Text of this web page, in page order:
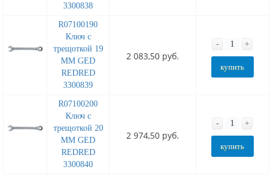
3300838
R07100190
Ключ с
трещоткой 19
MM GED
REDRED
3300839
2 083,50 руб.
- +
купить
R07100200
Ключ с
трещоткой 20
MM GED
REDRED
3300840
2 974,50 руб.
- +
купить